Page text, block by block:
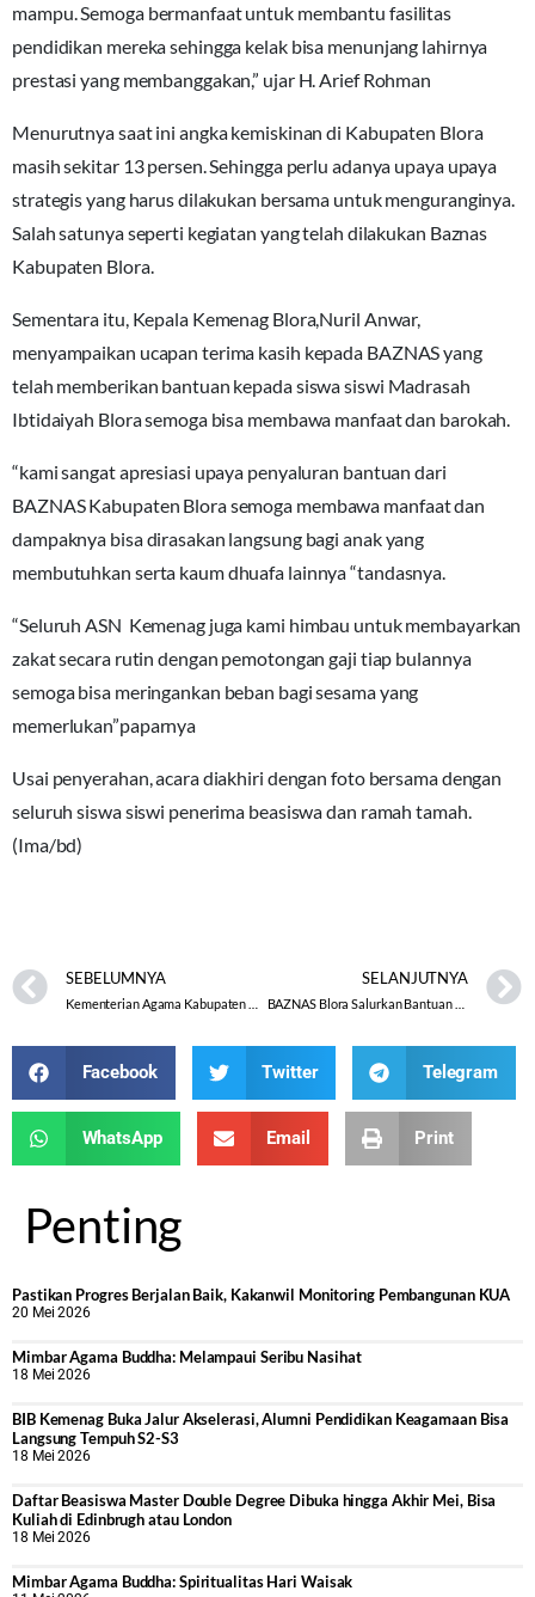
mampu. Semoga bermanfaat untuk membantu fasilitas
pendidikan mereka sehingga kelak bisa menunjang lahirnya
prestasi yang membanggakan,” ujar H. Arief Rohman
Menurutnya saat ini angka kemiskinan di Kabupaten Blora
masih sekitar 13 persen. Sehingga perlu adanya upaya upaya
strategis yang harus dilakukan bersama untuk menguranginya.
Salah satunya seperti kegiatan yang telah dilakukan Baznas
Kabupaten Blora.
Sementara itu, Kepala Kemenag Blora,Nuril Anwar,
menyampaikan ucapan terima kasih kepada BAZNAS yang
telah memberikan bantuan kepada siswa siswi Madrasah
Ibtidaiyah Blora semoga bisa membawa manfaat dan barokah.
“kami sangat apresiasi upaya penyaluran bantuan dari
BAZNAS Kabupaten Blora semoga membawa manfaat dan
dampaknya bisa dirasakan langsung bagi anak yang
membutuhkan serta kaum dhuafa lainnya “tandasnya.
“Seluruh ASN Kemenag juga kami himbau untuk membayarkan
zakat secara rutin dengan pemotongan gaji tiap bulannya
semoga bisa meringankan beban bagi sesama yang
memerlukan”paparnya
Usai penyerahan, acara diakhiri dengan foto bersama dengan
seluruh siswa siswi penerima beasiswa dan ramah tamah.
(Ima/bd)
SEBELUMNYA SELANJUTNYA
Facebook Twitter Telegram
WhatsApp Email Print
Penting
Pastikan Progres Berjalan Baik, Kakanwil Monitoring Pembangunan KUA
20 Mei 2026
Mimbar Agama Buddha: Melampaui Seribu Nasihat
18 Mei 2026
BIB Kemenag Buka Jalur Akselerasi, Alumni Pendidikan Keagamaan Bisa
Langsung Tempuh S2-S3
18 Mei 2026
Daftar Beasiswa Master Double Degree Dibuka hingga Akhir Mei, Bisa
Kuliah di Edinbrugh atau London
18 Mei 2026
Mimbar Agama Buddha: Spiritualitas Hari Waisak